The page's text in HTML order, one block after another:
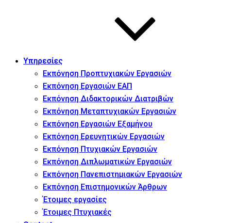
Υπηρεσίες
Εκπόνηση Προπτυχιακών Εργασιών
Εκπόνηση Εργασιών ΕΑΠ
Εκπόνηση Διδακτορικών Διατριβών
Εκπόνηση Μεταπτυχιακών Εργασιών
Εκπόνηση Εργασιών Εξαμήνου
Εκπόνηση Ερευνητικών Εργασιών
Εκπόνηση Πτυχιακών Εργασιών
Εκπόνηση Διπλωματικών Εργασιών
Εκπόνηση Πανεπιστημιακών Εργασιών
Εκπόνηση Επιστημονικών Άρθρων
Έτοιμες εργασίες
Έτοιμες Πτυχιακές